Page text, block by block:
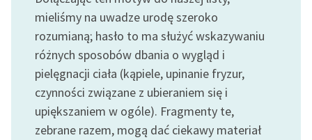
lektur szkolnych oraz
Starego Testamentu
Odkurzamy bohaterów
Szkoła Poezji Wolnych
Lektur
O nas
mieliśmy na uwadze urodę szeroko
rozumianą; hasło to ma służyć wskazywaniu
różnych sposobów dbania o wygląd i
pielęgnacji ciała (kąpiele, upinanie fryzur,
czynności związane z ubieraniem się i
upiększaniem w ogóle). Fragmenty te,
zebrane razem, mogą dać ciekawy materiał